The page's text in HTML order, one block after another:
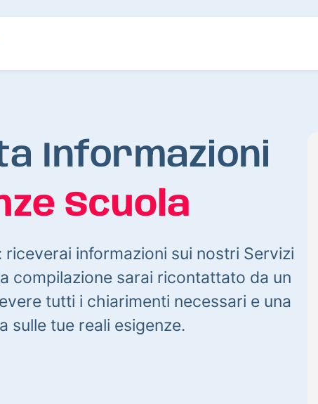
Informazioni
Scuola
riceverai informazioni sui nostri Servizi
compilazione sarai ricontattato da un
tutti i chiarimenti necessari e una
sulle tue reali esigenze.